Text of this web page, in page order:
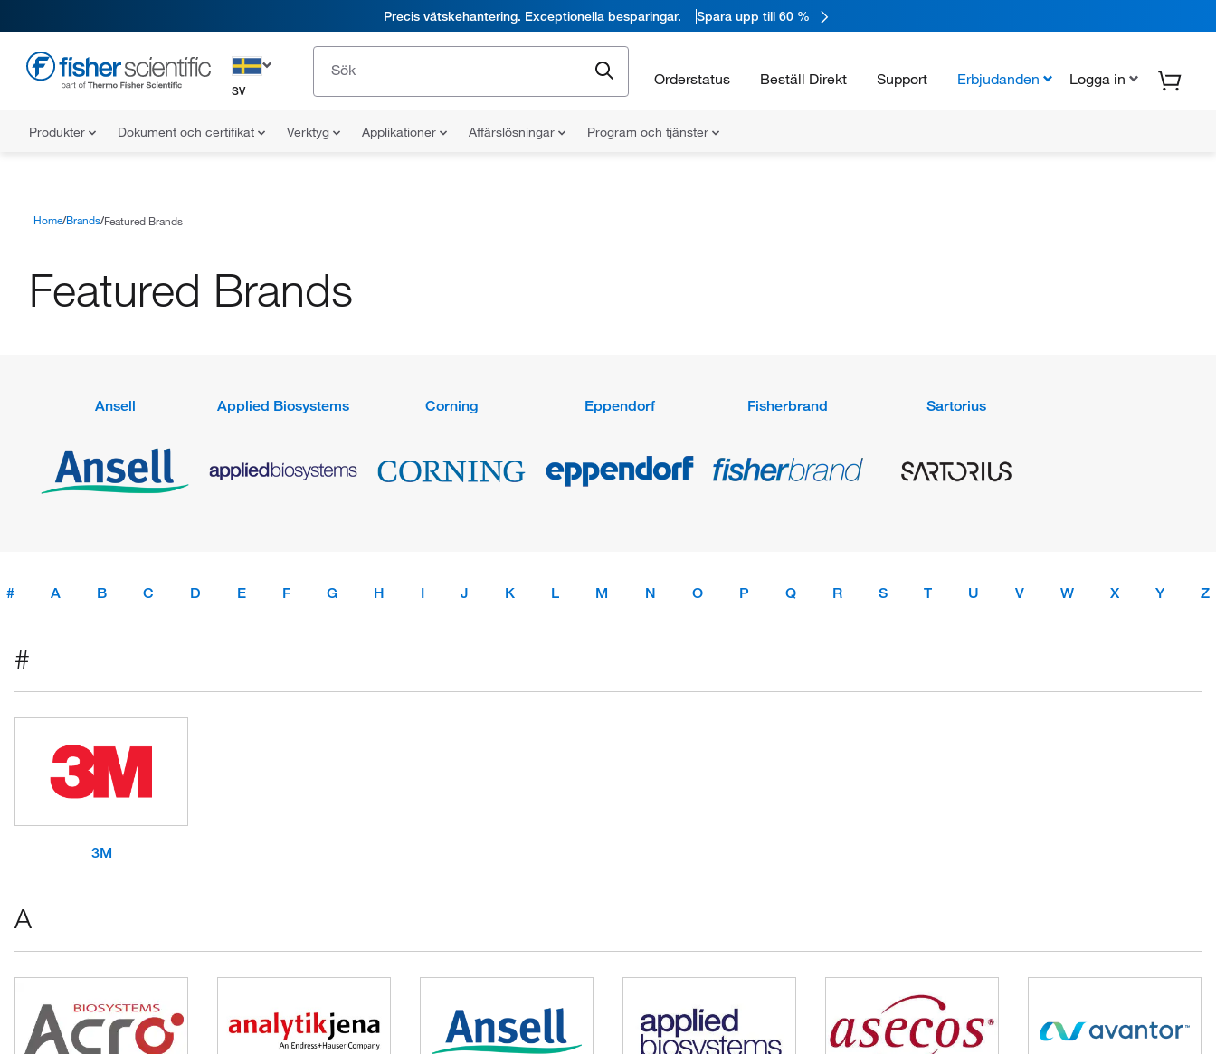
Precis vätskehantering. Exceptionella besparingar. Spara upp till 60 %
SV
Orderstatus Beställ Direkt Support Erbjudanden Logga in
Produkter Dokument och certifikat Verktyg Applikationer Affärslösningar Program och tjänster
Home Brands Featured Brands
Featured Brands
Ansell Applied Biosystems Corning Eppendorf Fisherbrand Sartorius
# A B C D E F G H I J K L M N O P Q R S T U V W X Y Z
#
3M
A